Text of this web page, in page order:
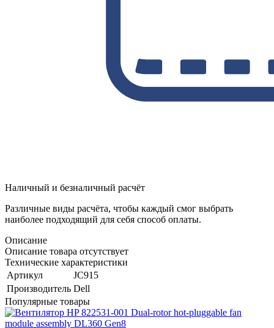
Наличный и безналичный расчёт
Различные виды расчёта, чтобы каждый смог выбрать
наиболее подходящий для себя способ оплаты.
Описание
Описание товара отсутствует
Технические характеристики
Артикул
JC915
Производитель Dell
Популярные товары